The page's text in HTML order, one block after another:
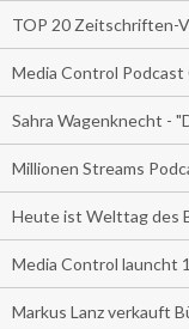
TOP 20 Zeitschriften-
Media Control Podcast
Sahra Wagenknecht -
Millionen Streams
Heute ist Welttag des
Media Control launcht
Markus Lanz verkauft